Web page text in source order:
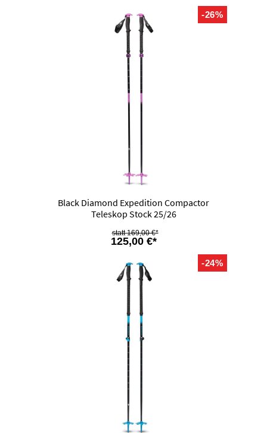
-26%
Black Diamond Expedition Compactor
Teleskop Stock 25/26
125,00 €*
169,00 €*
-24%